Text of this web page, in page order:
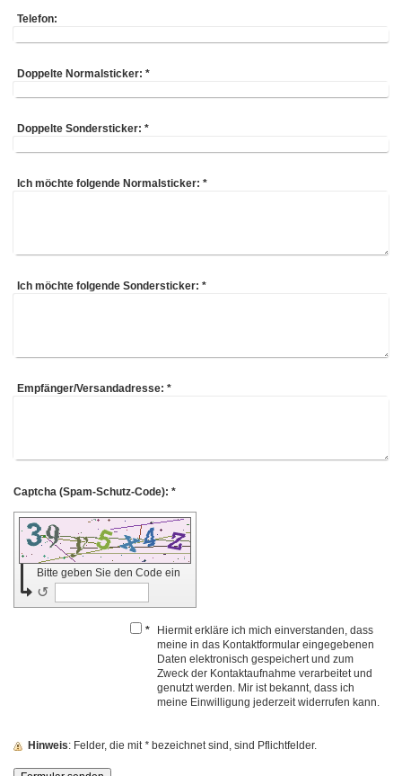
Telefon:
Doppelte Normalsticker: *
Doppelte Sondersticker: *
Ich möchte folgende Normalsticker: *
Ich möchte folgende Sondersticker: *
Empfänger/Versandadresse: *
Captcha (Spam-Schutz-Code): *
Bitte geben Sie den Code ein
↺
*
Hiermit erkläre ich mich einverstanden, dass
meine in das Kontaktformular eingegebenen
Daten elektronisch gespeichert und zum
Zweck der Kontaktaufnahme verarbeitet und
genutzt werden. Mir ist bekannt, dass ich
meine Einwilligung jederzeit widerrufen kann.
Hinweis : Felder, die mit* bezeichnet sind, sind Pflichtfelder.